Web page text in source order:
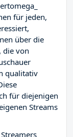
für jeden,
über die
die von
qualitativ
für diejenigen
Streams